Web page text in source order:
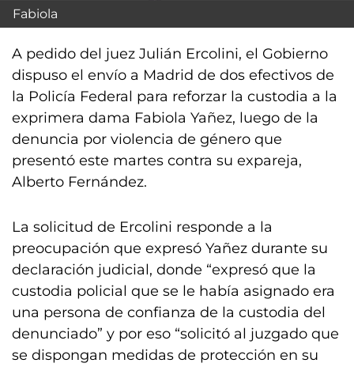
Fabiola
A pedido del juez Julián Ercolini, el Gobierno
dispuso el envío a Madrid de dos efectivos de
la Policía Federal para reforzar la custodia a la
exprimera dama Fabiola Yañez, luego de la
denuncia por violencia de género que
presentó este martes contra su expareja,
Alberto Fernández.
La solicitud de Ercolini responde a la
preocupación que expresó Yañez durante su
declaración judicial, donde “expresó que la
custodia policial que se le había asignado era
una persona de confianza de la custodia del
denunciado” y por eso “solicitó al juzgado que
se dispongan medidas de protección en su